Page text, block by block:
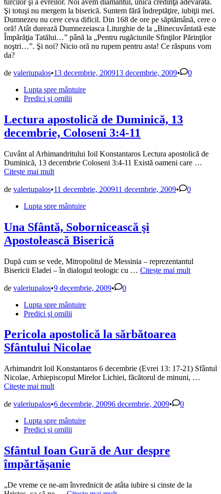
turcilor şi a evreilor. Noi avem diamantul, unica credinţă adevărată.
Şi totuşi nu mergem la biserică. Suntem fără îndreptăţire, iubiţii mei.
Dumnezeu nu cere ceva dificil. Din 168 de ore pe săptămână, cere o
oră! Atât durează Dumnezeiasca Liturghie de la „Binecuvântată este
Împărăţia Tatălui…” până la „Pentru rugăciunile Sfinţilor Părinţilor
noştri…”. Şi noi? Nicio oră nu rupem pentru asta! Ce răspuns vom
da?
de valeriupalos•13 decembrie, 200913 decembrie, 2009•
0
PublicatLupta spre mântuire
Predici şi omilii
Lectura apostolică de Duminică, 13
decembrie, Coloseni 3:4-11
Cuvânt al Arhimandritului Ioil Konstantaros Lectura apostolică de
Duminică, 13 decembrie Coloseni 3:4-11 Există oameni care …
Citește mai mult
de valeriupalos•11 decembrie, 200911 decembrie, 2009•
0
PublicatLupta spre mântuire
Una Sfântă, Sobornicească şi
Apostolească Biserică
După cum se vede, Mitropolitul de Messinia – reprezentantul
Bisericii Eladei – în dialogul teologic cu … Una
Citește mai mult
de valeriupalos•9 decembrie, 2009•
0
PublicatLupta spre mântuire
Predici şi omilii
Pericola apostolică la sărbătoarea
Sfântului Nicolae
Arhimandrit Ioil Konstantaros 6 decembrie (Evrei 13: 17-21) Sfântul
Nicolae, Arhiepiscopul Mirelor Lichiei, făcătorul de minuni, …
Citește mai mult
de valeriupalos•6 decembrie, 20096 decembrie, 2009•
0
PublicatLupta spre mântuire
Predici şi omilii
Sfântul Ioan Gură de Aur despre
împărtăşanie
„De vreme ce ne-am învrednicit de atâta iubire si cinste de la